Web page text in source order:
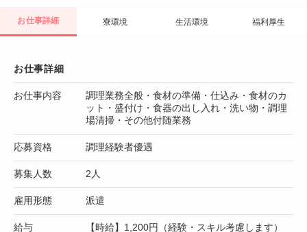
お仕事詳細 寮環境 生活環境 福利厚生
お仕事詳細
お仕事内容
調理業務全般・食材の準備・仕込み・食材のカ
ット・盛付け・食器の出し入れ・洗い物・調理
場清掃・その他付随業務
応募資格 調理経験者優遇
募集人数 2人
雇用形態 派遣
給与
【時給】1,200円（経験・スキル考慮します）